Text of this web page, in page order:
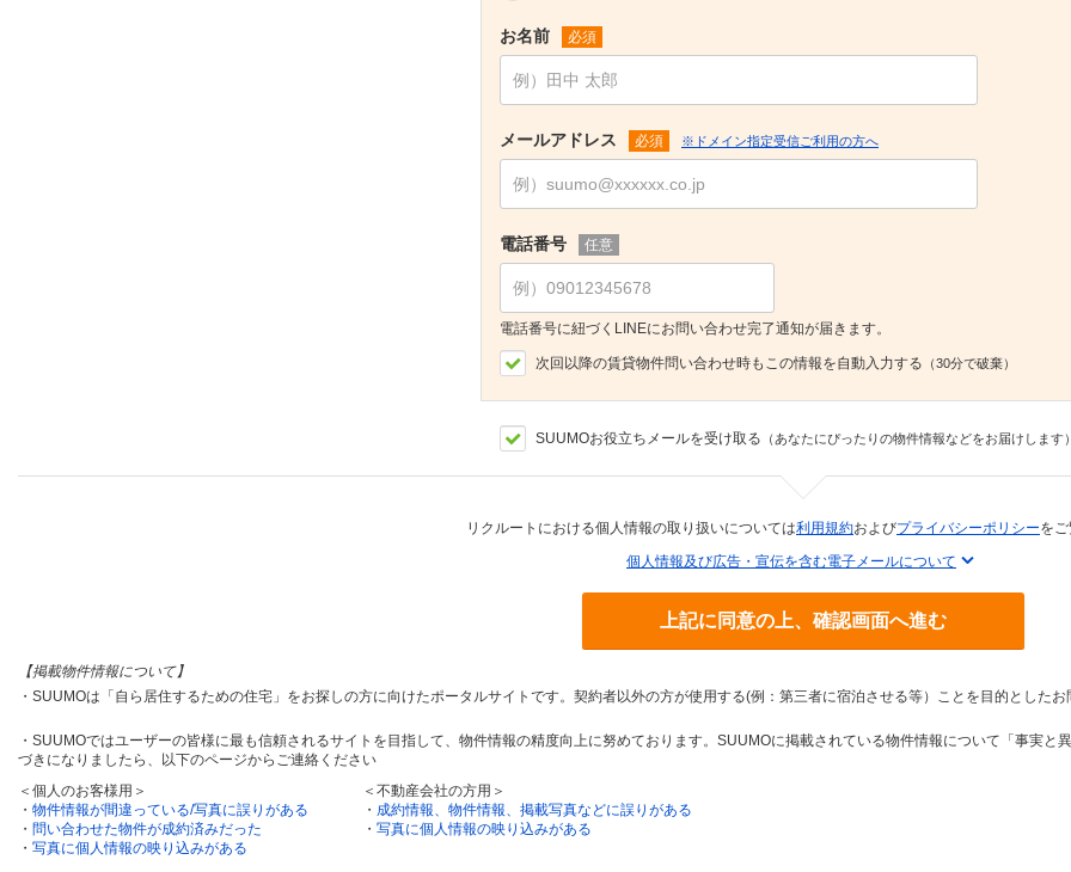
お名前 必須
メールアドレス 必須 ※ドメイン指定受信ご利用の方へ
電話番号 任意
電話番号に紐づくLINEにお問い合わせ完了通知が届きます。
次回以降の賃貸物件問い合わせ時もこの情報を自動入力する （30分で破棄）
SUUMOお役立ちメールを受け取る （あなたにぴったりの物件情報などをお届けします
リクルートにおける個人情報の取り扱いについては利用規約およびプライバシーポリシーを
個人情報及び広告・宣伝を含む電子メールについて
上記に同意の上、確認画面へ進む
【掲載物件情報について】
・SUUMOは「自ら居住するための住宅」をお探しの方に向けたポータルサイトです。契約者以外の方が使用する(例：第三者に宿泊させる等）ことを目的とした
・SUUMOではユーザーの皆様に最も信頼されるサイトを目指して、物件情報の精度向上に努めております。SUUMOに掲載されている物件情報について「事実
づきになりましたら、以下のページからご連絡ください
＜個人のお客様用＞
・ 物件情報が間違っている/写真に誤りがある
・ 問い合わせた物件が成約済みだった
・ 写真に個人情報の映り込みがある
＜不動産会社の方用＞
・ 成約情報、物件情報、掲載写真などに誤りがある
・ 写真に個人情報の映り込みがある